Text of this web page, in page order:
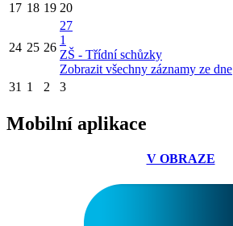
17 18 19 20
24 25 26
27
1
ZŠ - Třídní schůzky
Zobrazit všechny záznamy ze dne
31 1 2 3
Mobilní aplikace
V OBRAZE